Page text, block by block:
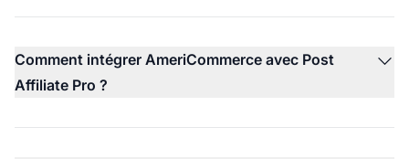
Comment intégrer AmeriCommerce avec Post
Affiliate Pro ?